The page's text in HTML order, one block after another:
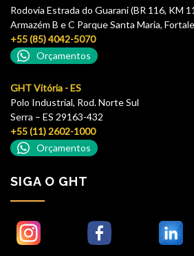
Rodovia Estrada do Guarani (BR 116, KM
Armazém B e C Parque Santa Maria,
+55 (85) 4042-5070
Orçamentos
GHT Vitória - ES
Polo Industrial, Rod. Norte Sul
Serra – ES 29163-432
+55 (11) 2602-1000
Orçamentos
SIGA O GHT